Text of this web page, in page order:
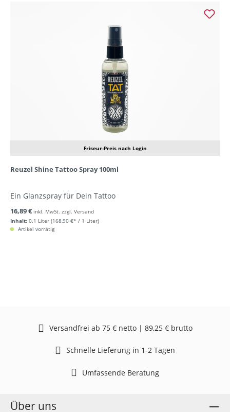
Friseur-Preis nach Login
Reuzel Shine Tattoo Spray 100ml
Ein Glanzspray für Dein Tattoo
Inhalt: 0.1 Liter (168,90 €* / 1 Liter)
16,89 € inkl. MwSt. zzgl. Versand
Artikel vorrätig
Versandfrei ab 75 € netto | 89,25 € brutto
Schnelle Lieferung in 1-2 Tagen
Umfassende Beratung
Über uns